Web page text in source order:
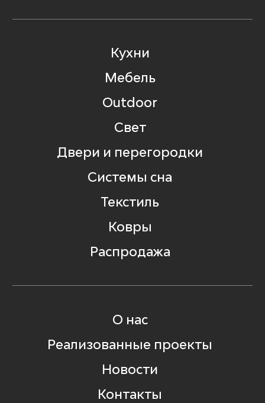
Кухни
Мебель
Outdoor
Свет
Двери и перегородки
Системы сна
Текстиль
Ковры
Распродажа
О нас
Реализованные проекты
Новости
Контакты